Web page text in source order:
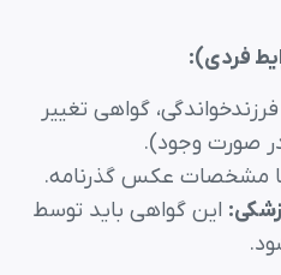
فردی):
گواهی تغییر
صورت وجود).
مشخصات عکس گذرنامه.
: این گواهی باید توسط